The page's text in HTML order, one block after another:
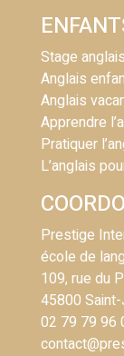
Stage
Anglais
Anglais
Apprendre
Pratiquer
L’anglais
Prestige
école de
109, rue du
45800
02 79 79 96